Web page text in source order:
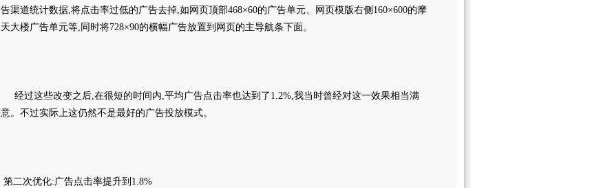
告渠道统计数据,将点击率过低的广告去掉,如网页顶部468×60的广告单元、网页模版右侧160×600的摩
天大楼广告单元等,同时将728×90的横幅广告放置到网页的主导航条下面。
经过这些改变之后,在很短的时间内,平均广告点击率也达到了1.2%,我当时曾经对这一效果相当满
意。不过实际上这仍然不是最好的广告投放模式。
第二次优化:广告点击率提升到1.8%